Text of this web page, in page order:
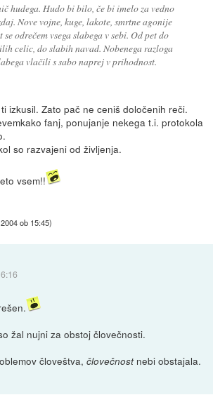
hudega. Hudo bi bilo, če bi imelo za vedno
Nove vojne, kuge, lakote, smrtne agonije
odrečem vsega slabega v sebi. Od pet do
celic, do slabih navad. Nobenega razloga
vlačili s sabo naprej v prihodnost.
izkusil. Zato pač ne ceniš določenih reči.
fanj, ponujanje nekega t.i. protokola
so razvajeni od življenja.
vsem!!
ob 15:45)
žal nujni za obstoj človečnosti.
človeštva,človečnostnebi obstajala.